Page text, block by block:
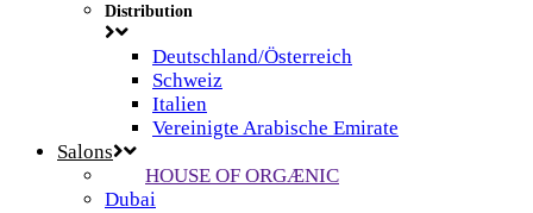
Distribution
Deutschland/Österreich
Schweiz
Italien
Vereinigte Arabische Emirate
Salons
HOUSE OF ORGÆNIC
Dubai